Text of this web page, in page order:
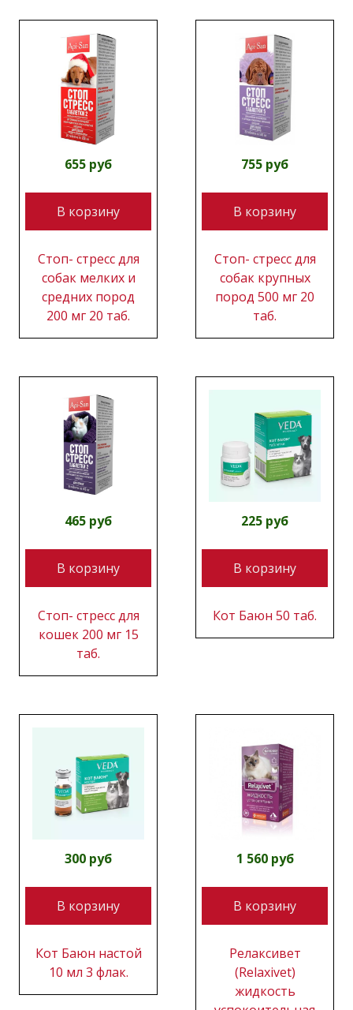
655 руб
В корзину
Стоп- стресс для
собак мелких и
средних пород
200 мг 20 таб.
755 руб
В корзину
Стоп- стресс для
собак крупных
пород 500 мг 20
таб.
465 руб
В корзину
Стоп- стресс для
кошек 200 мг 15
таб.
225 руб
В корзину
Кот Баюн 50 таб.
300 руб
В корзину
Кот Баюн настой
10 мл 3 флак.
1 560 руб
В корзину
Релаксивет
(Relaxivet)
жидкость